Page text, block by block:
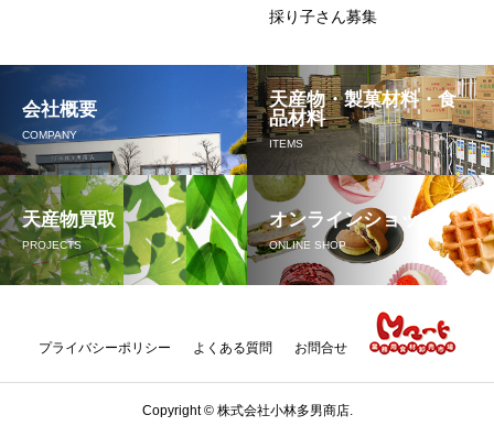
採り子さん募集
会社概要
COMPANY
天産物・製菓材料・食
品材料
ITEMS
天産物買取
PROJECTS
オンラインショップ
ONLINE SHOP
プライバシーポリシー よくある質問 お問合せ
Copyright © 株式会社小林多男商店.